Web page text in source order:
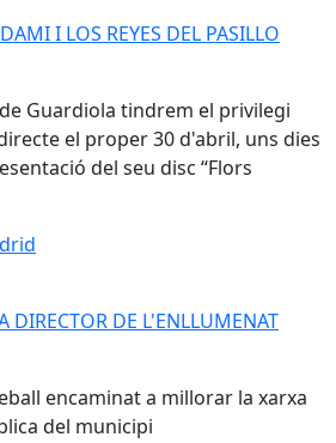
I LOS REYES DEL PASILLO
I LOS REYES DEL PASILLO
Guardiola tindrem el privilegi
el proper 30 d'abril, uns dies
del seu disc “Flors
DIRECTOR DE L'ENLLUMENAT
DIRECTOR DE L'ENLLUMENAT
encaminat a millorar la xarxa
del municipi